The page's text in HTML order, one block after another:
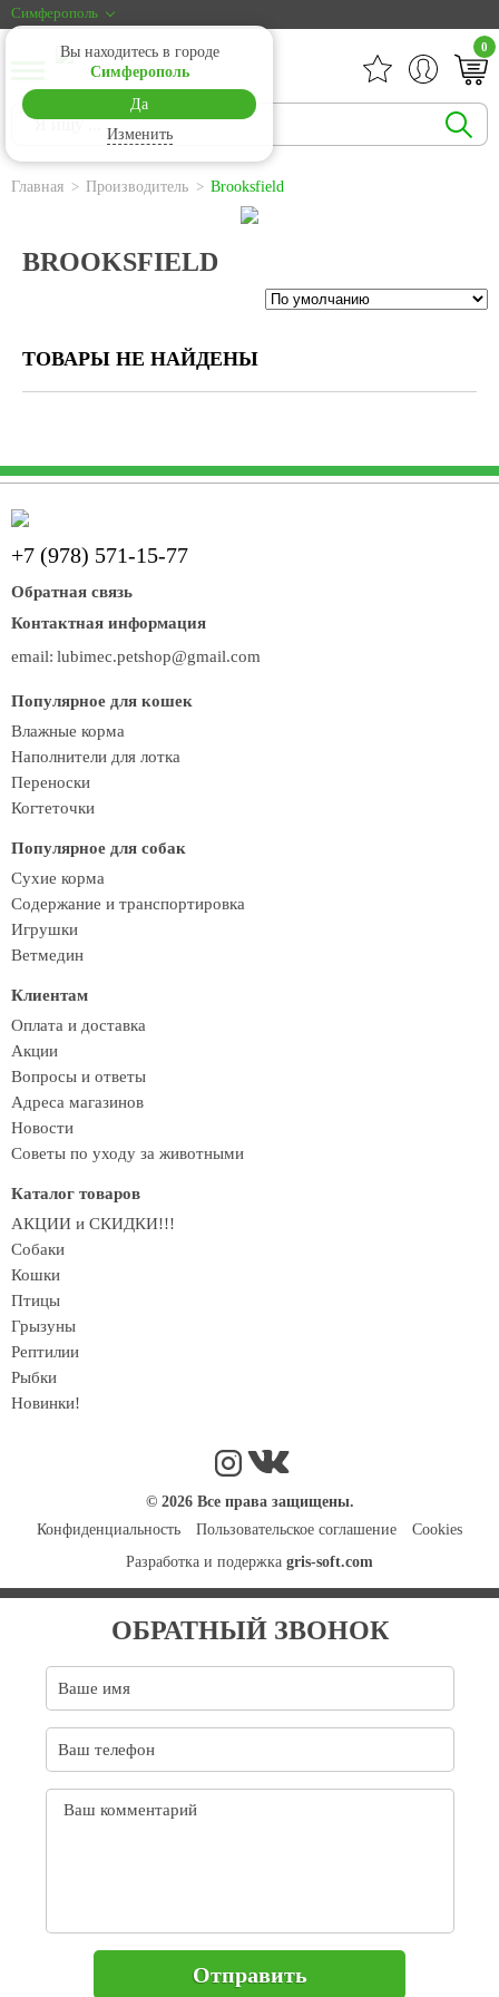
Симферополь
Вы находитесь в городе
Симферополь
Да
Изменить
0
Главная Производитель Brooksfield
BROOKSFIELD
ТОВАРЫ НЕ НАЙДЕНЫ
+7 (978) 571-15-77
Обратная связь
Контактная информация
email: lubimec.petshop@gmail.com
Популярное для кошек
Влажные корма
Наполнители для лотка
Переноски
Когтеточки
Популярное для собак
Сухие корма
Содержание и транспортировка
Игрушки
Ветмедин
Клиентам
Оплата и доставка
Акции
Вопросы и ответы
Адреса магазинов
Новости
Советы по уходу за животными
Каталог товаров
АКЦИИ и СКИДКИ!!!
Собаки
Кошки
Птицы
Грызуны
Рептилии
Рыбки
Новинки!
© 2026 Все права защищены.
Конфиденциальность
Пользовательское соглашение
Cookies
Разработка и подержка gris-soft.com
ОБРАТНЫЙ ЗВОНОК
Отправить